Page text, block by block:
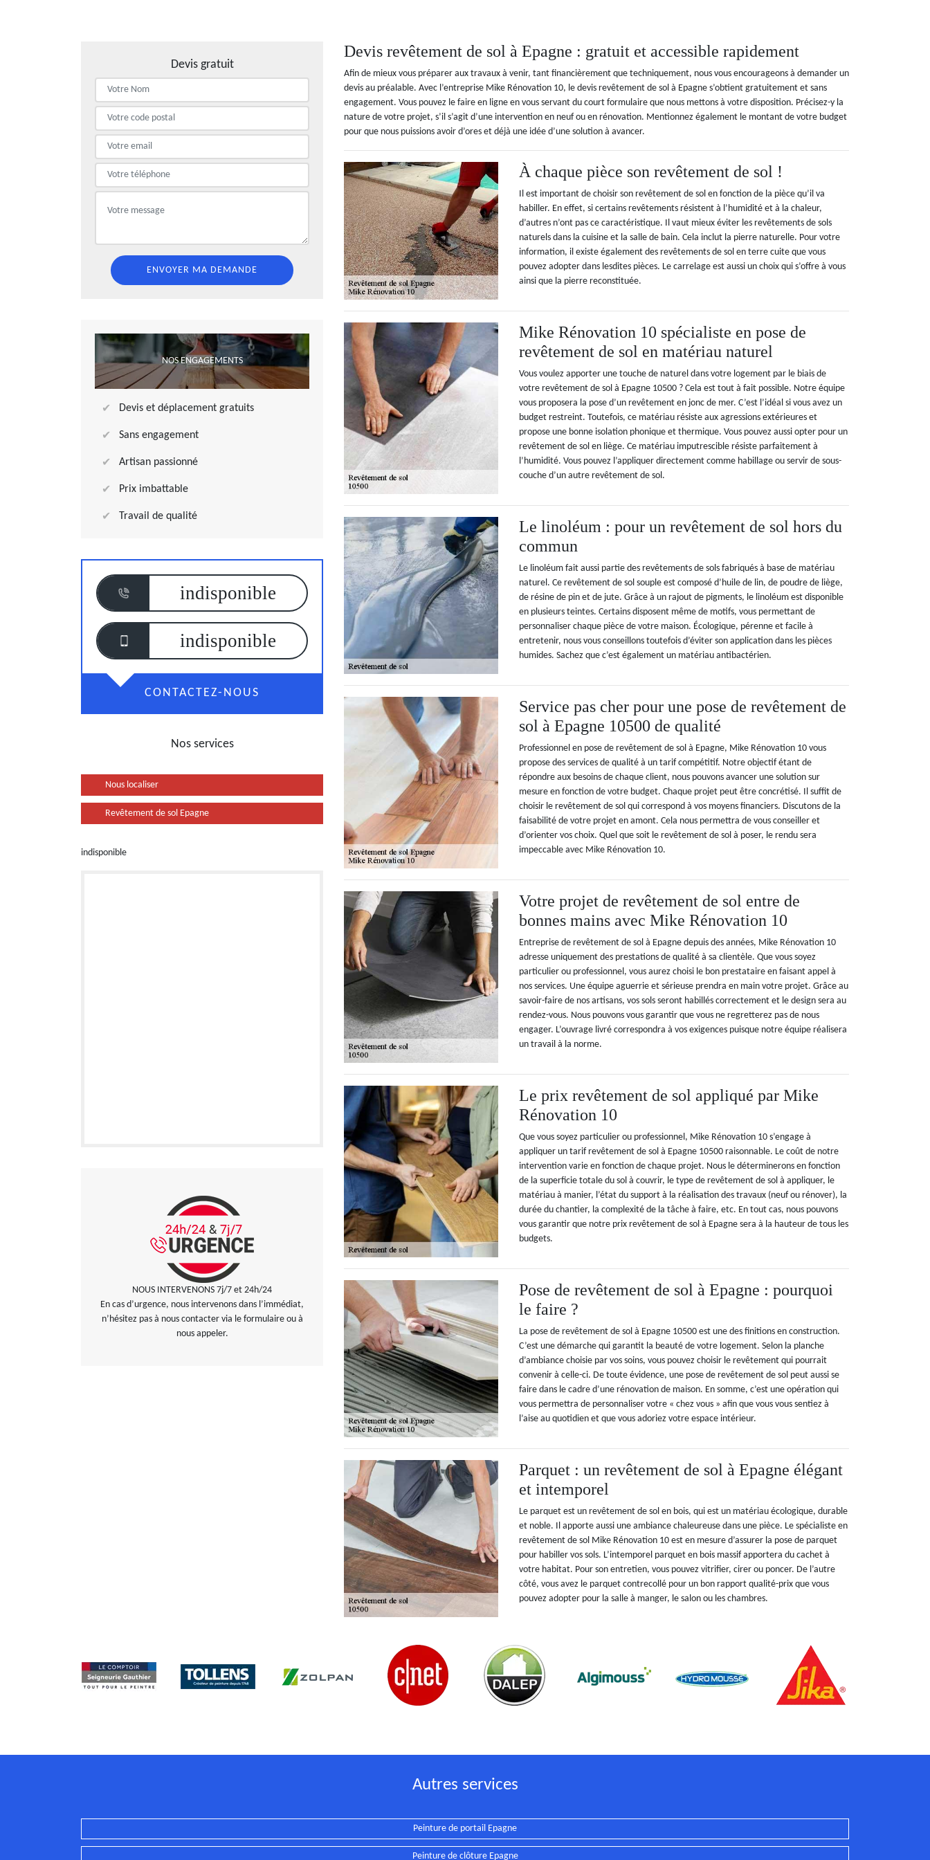
Devis gratuit
NOS ENGAGEMENTS
Devis et déplacement gratuits
Sans engagement
Artisan passionné
Prix imbattable
Travail de qualité
indisponible
indisponible
CONTACTEZ-NOUS
Nos services
Nous localiser
Revêtement de sol Epagne
indisponible
NOUS INTERVENONS 7j/7 et 24h/24
En cas d’urgence, nous intervenons dans l’immédiat,
n’hésitez pas à nous contacter via le formulaire ou à
nous appeler.
Devis revêtement de sol à Epagne : gratuit et accessible rapidement
Afin de mieux vous préparer aux travaux à venir, tant financièrement que techniquement, nous vous encourageons à demander un
devis au préalable. Avec l’entreprise Mike Rénovation 10, le devis revêtement de sol à Epagne s’obtient gratuitement et sans
engagement. Vous pouvez le faire en ligne en vous servant du court formulaire que nous mettons à votre disposition. Précisez-y la
nature de votre projet, s’il s’agit d’une intervention en neuf ou en rénovation. Mentionnez également le montant de votre budget
pour que nous puissions avoir d’ores et déjà une idée d’une solution à avancer.
À chaque pièce son revêtement de sol !
Il est important de choisir son revêtement de sol en fonction de la pièce qu’il va
habiller. En effet, si certains revêtements résistent à l’humidité et à la chaleur,
d’autres n’ont pas ce caractéristique. Il vaut mieux éviter les revêtements de sols
naturels dans la cuisine et la salle de bain. Cela inclut la pierre naturelle. Pour votre
information, il existe également des revêtements de sol en terre cuite que vous
pouvez adopter dans lesdites pièces. Le carrelage est aussi un choix qui s’offre à vous
ainsi que la pierre reconstituée.
Mike Rénovation 10 spécialiste en pose de
revêtement de sol en matériau naturel
Vous voulez apporter une touche de naturel dans votre logement par le biais de
votre revêtement de sol à Epagne 10500 ? Cela est tout à fait possible. Notre équipe
vous proposera la pose d’un revêtement en jonc de mer. C’est l’idéal si vous avez un
budget restreint. Toutefois, ce matériau résiste aux agressions extérieures et
propose une bonne isolation phonique et thermique. Vous pouvez aussi opter pour un
revêtement de sol en liège. Ce matériau imputrescible résiste parfaitement à
l’humidité. Vous pouvez l’appliquer directement comme habillage ou servir de sous-
couche d’un autre revêtement de sol.
Le linoléum : pour un revêtement de sol hors du
commun
Le linoléum fait aussi partie des revêtements de sols fabriqués à base de matériau
naturel. Ce revêtement de sol souple est composé d’huile de lin, de poudre de liège,
de résine de pin et de jute. Grâce à un rajout de pigments, le linoléum est disponible
en plusieurs teintes. Certains disposent même de motifs, vous permettant de
personnaliser chaque pièce de votre maison. Écologique, pérenne et facile à
entretenir, nous vous conseillons toutefois d’éviter son application dans les pièces
humides. Sachez que c’est également un matériau antibactérien.
Service pas cher pour une pose de revêtement de
sol à Epagne 10500 de qualité
Professionnel en pose de revêtement de sol à Epagne, Mike Rénovation 10 vous
propose des services de qualité à un tarif compétitif. Notre objectif étant de
répondre aux besoins de chaque client, nous pouvons avancer une solution sur
mesure en fonction de votre budget. Chaque projet peut être concrétisé. Il suffit de
choisir le revêtement de sol qui correspond à vos moyens financiers. Discutons de la
faisabilité de votre projet en amont. Cela nous permettra de vous conseiller et
d’orienter vos choix. Quel que soit le revêtement de sol à poser, le rendu sera
impeccable avec Mike Rénovation 10.
Votre projet de revêtement de sol entre de
bonnes mains avec Mike Rénovation 10
Entreprise de revêtement de sol à Epagne depuis des années, Mike Rénovation 10
adresse uniquement des prestations de qualité à sa clientèle. Que vous soyez
particulier ou professionnel, vous aurez choisi le bon prestataire en faisant appel à
nos services. Une équipe aguerrie et sérieuse prendra en main votre projet. Grâce au
savoir-faire de nos artisans, vos sols seront habillés correctement et le design sera au
rendez-vous. Nous pouvons vous garantir que vous ne regretterez pas de nous
engager. L’ouvrage livré correspondra à vos exigences puisque notre équipe réalisera
un travail à la norme.
Le prix revêtement de sol appliqué par Mike
Rénovation 10
Que vous soyez particulier ou professionnel, Mike Rénovation 10 s’engage à
appliquer un tarif revêtement de sol à Epagne 10500 raisonnable. Le coût de notre
intervention varie en fonction de chaque projet. Nous le déterminerons en fonction
de la superficie totale du sol à couvrir, le type de revêtement de sol à appliquer, le
matériau à manier, l’état du support à la réalisation des travaux (neuf ou rénover), la
durée du chantier, la complexité de la tâche à faire, etc. En tout cas, nous pouvons
vous garantir que notre prix revêtement de sol à Epagne sera à la hauteur de tous les
budgets.
Pose de revêtement de sol à Epagne : pourquoi
le faire ?
La pose de revêtement de sol à Epagne 10500 est une des finitions en construction.
C’est une démarche qui garantit la beauté de votre logement. Selon la planche
d’ambiance choisie par vos soins, vous pouvez choisir le revêtement qui pourrait
convenir à celle-ci. De toute évidence, une pose de revêtement de sol peut aussi se
faire dans le cadre d’une rénovation de maison. En somme, c’est une opération qui
vous permettra de personnaliser votre « chez vous » afin que vous vous sentiez à
l’aise au quotidien et que vous adoriez votre espace intérieur.
Parquet : un revêtement de sol à Epagne élégant
et intemporel
Le parquet est un revêtement de sol en bois, qui est un matériau écologique, durable
et noble. Il apporte aussi une ambiance chaleureuse dans une pièce. Le spécialiste en
revêtement de sol Mike Rénovation 10 est en mesure d’assurer la pose de parquet
pour habiller vos sols. L’intemporel parquet en bois massif apportera du cachet à
votre habitat. Pour son entretien, vous pouvez vitrifier, cirer ou poncer. De l’autre
côté, vous avez le parquet contrecollé pour un bon rapport qualité-prix que vous
pouvez adopter pour la salle à manger, le salon ou les chambres.
Autres services
Peinture de portail Epagne
Peinture de clôture Epagne